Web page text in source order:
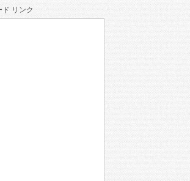
ド リンク